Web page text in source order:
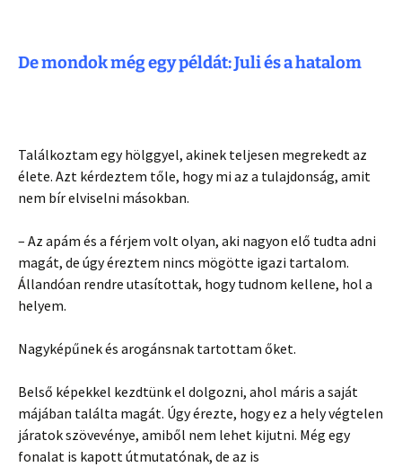
De mondok még egy példát: Juli és a hatalom
Találkoztam egy hölggyel, akinek teljesen megrekedt az
élete. Azt kérdeztem tőle, hogy mi az a tulajdonság, amit
nem bír elviselni másokban.
– Az apám és a férjem volt olyan, aki nagyon elő tudta adni
magát, de úgy éreztem nincs mögötte igazi tartalom.
Állandóan rendre utasítottak, hogy tudnom kellene, hol a
helyem.
Nagyképűnek és arogánsnak tartottam őket.
Belső képekkel kezdtünk el dolgozni, ahol máris a saját
májában találta magát. Úgy érezte, hogy ez a hely végtelen
járatok szövevénye, amiből nem lehet kijutni. Még egy
fonalat is kapott útmutatónak, de az is